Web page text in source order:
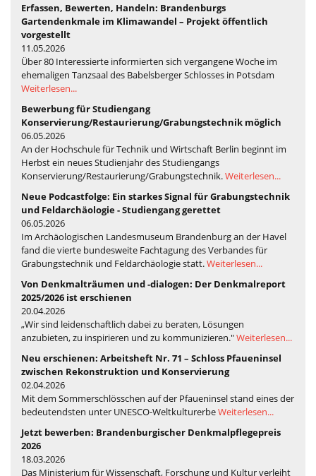
Erfassen, Bewerten, Handeln: Brandenburgs
Gartendenkmale im Klimawandel – Projekt öffentlich
vorgestellt
11.05.2026
Über 80 Interessierte informierten sich vergangene Woche im
ehemaligen Tanzsaal des Babelsberger Schlosses in Potsdam
Weiterlesen...
Bewerbung für Studiengang
Konservierung/Restaurierung/Grabungstechnik möglich
06.05.2026
An der Hochschule für Technik und Wirtschaft Berlin beginnt im
Herbst ein neues Studienjahr des Studiengangs
Konservierung/Restaurierung/Grabungstechnik.Weiterlesen...
Neue Podcastfolge: Ein starkes Signal für Grabungstechnik
und Feldarchäologie - Studiengang gerettet
06.05.2026
Im Archäologischen Landesmuseum Brandenburg an der Havel
fand die vierte bundesweite Fachtagung des Verbandes für
Grabungstechnik und Feldarchäologie statt.Weiterlesen...
Von Denkmalträumen und -dialogen: Der Denkmalreport
2025/2026 ist erschienen
20.04.2026
„Wir sind leidenschaftlich dabei zu beraten, Lösungen
anzubieten, zu inspirieren und zu kommunizieren."Weiterlesen...
Neu erschienen: Arbeitsheft Nr. 71 – Schloss Pfaueninsel
zwischen Rekonstruktion und Konservierung
02.04.2026
Mit dem Sommerschlösschen auf der Pfaueninsel stand eines der
bedeutendsten unter UNESCO-WeltkulturerbeWeiterlesen...
Jetzt bewerben: Brandenburgischer Denkmalpflegepreis
2026
18.03.2026
Das Ministerium für Wissenschaft, Forschung und Kultur verleiht